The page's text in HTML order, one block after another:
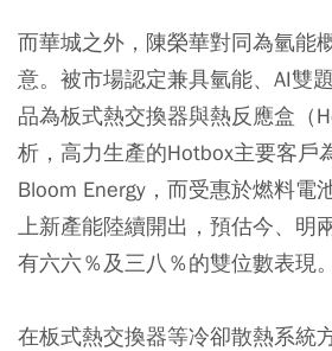
而華城之外，陳榮華對同為氫能
意。被市場認定兼具氫能、AI雙
品為板式熱交換器與熱反應盒（
析，高力生產的Hotbox主要客戶
Bloom Energy，而受惠於燃料電
上新產能陸續開出，預估今、明
有六六％及三八％的雙位數表現。
在板式熱交換器等冷卻散熱系統